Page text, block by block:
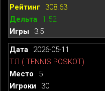
308.63
1.52
3:5
2026-05-11
ТЛ ( TENNIS POSKOT)
5
30